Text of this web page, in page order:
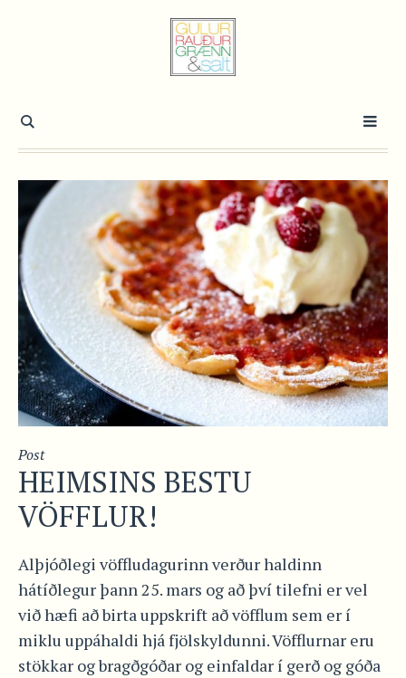
Post
HEIMSINS BESTU
VÖFFLUR!
Alþjóðlegi vöffludagurinn verður haldinn
hátíðlegur þann 25. mars og að því tilefni er vel
við hæfi að birta uppskrift að vöfflum sem er í
miklu uppáhaldi hjá fjölskyldunni. Vöfflurnar eru
stökkar og bragðgóðar og einfaldar í gerð og góða